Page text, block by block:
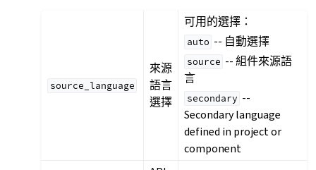
source_language
來源
語言
選擇
可用的選擇：
auto -- 自動選擇
source -- 組件來源語
言
secondary --
Secondary language
defined in project or
component